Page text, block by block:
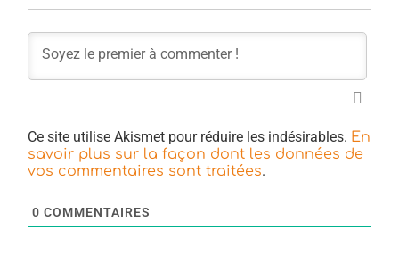
Ce site utilise Akismet pour réduire les indésirables. En
savoir plus sur la façon dont les données de
vos commentaires sont traitées.
0 COMMENTAIRES